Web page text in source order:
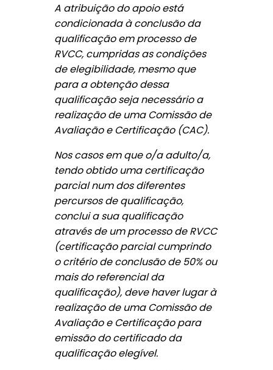
A atribuição do apoio está
condicionada à conclusão da
qualificação em processo de
RVCC, cumpridas as condições
de elegibilidade, mesmo que
para a obtenção dessa
qualificação seja necessário a
realização de uma Comissão de
Avaliação e Certificação (CAC).
Nos casos em que o/a adulto/a,
tendo obtido uma certificação
parcial num dos diferentes
percursos de qualificação,
conclui a sua qualificação
através de um processo de RVCC
(certificação parcial cumprindo
o critério de conclusão de 50% ou
mais do referencial da
qualificação), deve haver lugar à
realização de uma Comissão de
Avaliação e Certificação para
emissão do certificado da
qualificação elegível.